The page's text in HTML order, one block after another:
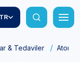
TR
& Tedaviler Atom